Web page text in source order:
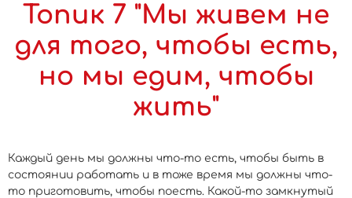
Топик 7 "Мы живем не
для того, чтобы есть,
но мы едим, чтобы
жить"
Каждый день мы должны что-то есть, чтобы быть в
состоянии работать и в тоже время мы должны что-
то приготовить, чтобы поесть. Какой-то замкнутый